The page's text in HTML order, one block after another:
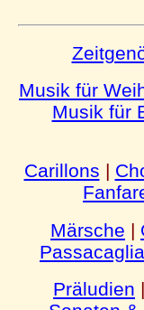
Musik für
Musik für
Carillons |
Märsche |
Passacaglia
Präludien |